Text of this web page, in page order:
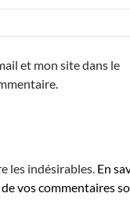
et mon site dans le
les indésirables. En
vos commentaires